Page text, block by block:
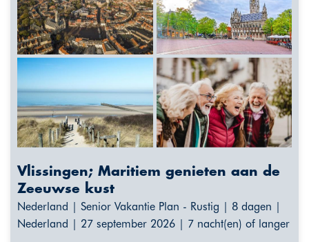
Vlissingen; Maritiem genieten aan de
Zeeuwse kust
Nederland | Senior Vakantie Plan - Rustig | 8 dagen |
Nederland | 27 september 2026 | 7 nacht(en) of langer